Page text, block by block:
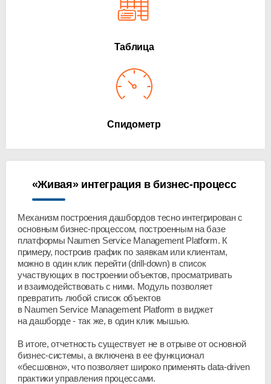
Таблица
Спидометр
«Живая» интеграция в бизнес-процесс
Механизм построения дашбордов тесно интегрирован с
основным бизнес-процессом, построенным на базе
платформы Naumen Service Management Platform. К
примеру, построив график по заявкам или клиентам,
можно в один клик перейти (drill-down) в список
участвующих в построении объектов, просматривать
и взаимодействовать с ними. Модуль позволяет
превратить любой список объектов
в Naumen Service Management Platform в виджет
на дашборде - так же, в один клик мышью.
В итоге, отчетность существует не в отрыве от основной
бизнес-системы, а включена в ее функционал
«бесшовно», что позволяет широко применять data-driven
практики управления процессами.